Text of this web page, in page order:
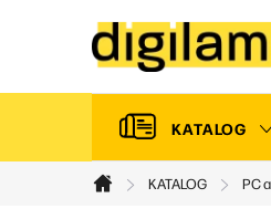
KATALOG
Domů
KATALOG PC